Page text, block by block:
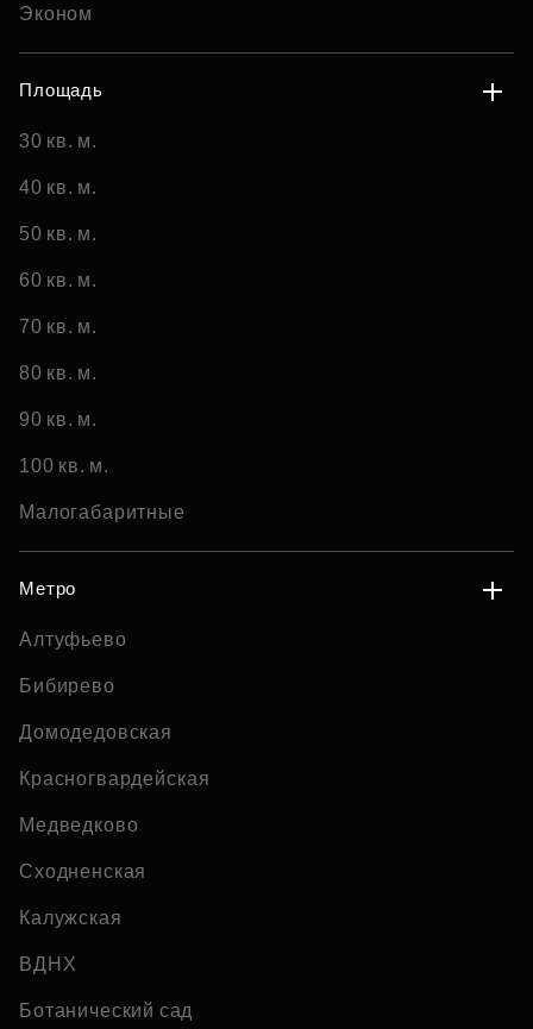
Эконом
Площадь
30 кв. м.
40 кв. м.
50 кв. м.
60 кв. м.
70 кв. м.
80 кв. м.
90 кв. м.
100 кв. м.
Малогабаритные
Метро
Алтуфьево
Бибирево
Домодедовская
Красногвардейская
Медведково
Сходненская
Калужская
ВДНХ
Ботанический сад